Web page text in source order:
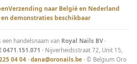
Verzending naar België en Nederland
demonstraties beschikbaar
handelsnaam van Royal Nails BV·
0471.151.071 · Nijverheidsstraat 72, Unit 15,
04 04· dana@oronails.be· © Belgium Oro